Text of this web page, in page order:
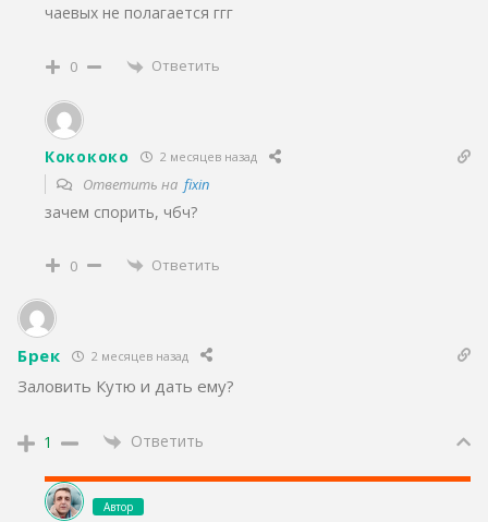
чаевых не полагается ггг
0 Ответить
Кокококо 2 месяцев назад
Ответить на fixin
зачем спорить, чбч?
0 Ответить
Брек 2 месяцев назад
Заловить Кутю и дать ему?
1 Ответить
Автор